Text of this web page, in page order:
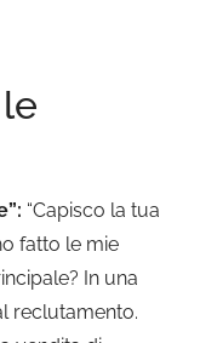
“Capisco la tua
fatto le mie
In una
reclutamento.